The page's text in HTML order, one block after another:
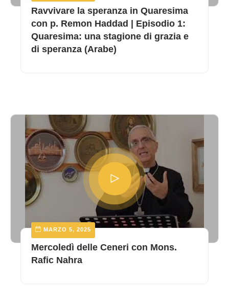
Ravvivare la speranza in Quaresima
con p. Remon Haddad | Episodio 1:
Quaresima: una stagione di grazia e
di speranza (Arabe)
MARZO 5, 2025
Mercoledì delle Ceneri con Mons.
Rafic Nahra